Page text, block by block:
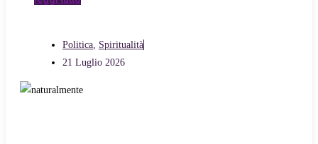
Politica Spiritualità
21 Luglio 2026